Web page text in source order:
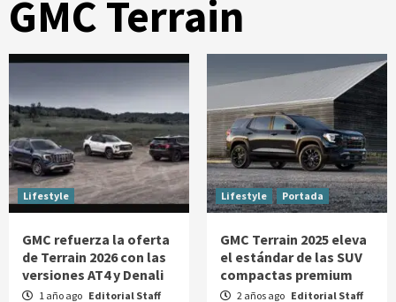
GMC Terrain
Lifestyle
GMC refuerza la oferta
de Terrain 2026 con las
versiones AT4 y Denali
1 año ago Editorial Staff
Lifestyle Portada
GMC Terrain 2025 eleva
el estándar de las SUV
compactas premium
2 años ago Editorial Staff